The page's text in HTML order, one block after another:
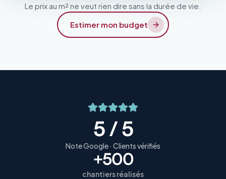
Le prix au m² ne veut rien dire sans la durée de vie.
Estimer mon budget
5 / 5
Note Google · Clients vérifiés
+500
chantiers réalisés